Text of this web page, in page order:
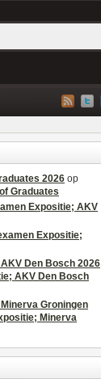
2026 op
Graduates
Expositie; AKV
Expositie;
Den Bosch 2026
AKV Den Bosch
Groningen
Minerva